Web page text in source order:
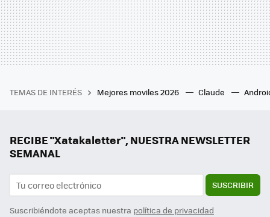
TEMAS DE INTERÉS Mejores moviles 2026 Claude
RECIBE "Xatakaletter", NUESTRA NEWSLETTER
SEMANAL
SUSCRIBIR
Suscribiéndote aceptas nuestra política de privacidad